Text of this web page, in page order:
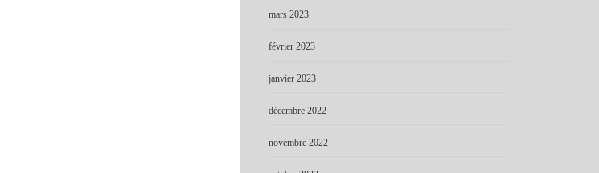
mars 2023
février 2023
janvier 2023
décembre 2022
novembre 2022